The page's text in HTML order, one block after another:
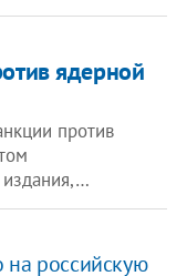
ядерной
против
российскую